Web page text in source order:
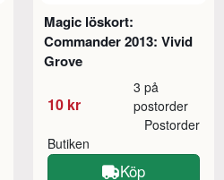
Magic löskort:
Commander 2013: Vivid
Grove
10 kr
3 på
postorder
Butiken
Postorder
Köp